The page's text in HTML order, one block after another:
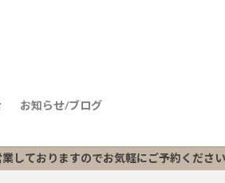
お知らせ/ブログ
でお気軽にご予約ください（完全予約制）